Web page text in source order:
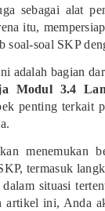
sebagai alat
itu,
soal-soal SKP
adalah bagian
Modul 3.4
penting terkait
menemukan
termasuk
situasi
ini, Anda